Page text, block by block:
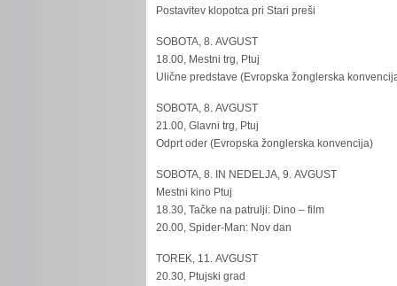
Postavitev klopotca pri Stari preši
SOBOTA, 8. AVGUST
18.00, Mestni trg, Ptuj
Ulične predstave (Evropska žonglerska
SOBOTA, 8. AVGUST
21.00, Glavni trg, Ptuj
Odprt oder (Evropska žonglerska konvencija)
SOBOTA, 8. IN NEDELJA, 9. AVGUST
Mestni kino Ptuj
18.30, Tačke na patrulji: Dino – film
20.00, Spider-Man: Nov dan
TOREK, 11. AVGUST
20.30, Ptujski grad